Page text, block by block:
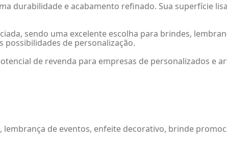
durabilidade e acabamento refinado. Sua superfície
sendo uma excelente escolha para brindes,
de personalização.
de revenda para empresas de personalizados e
de eventos, enfeite decorativo, brinde